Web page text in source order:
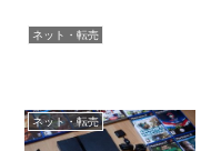
ネット・転売
ネット・転売